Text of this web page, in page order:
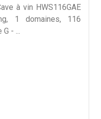
à vin HWS116GAE
1 domaines, 116
- ...